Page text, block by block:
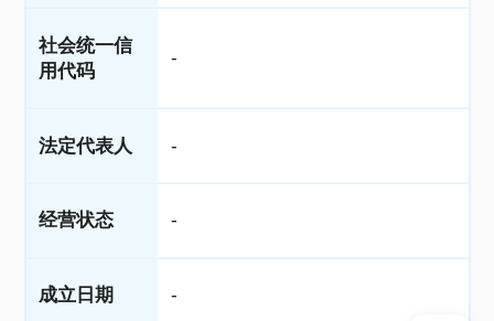
社会统一信
用代码
-
法定代表人 -
经营状态 -
成立日期 -